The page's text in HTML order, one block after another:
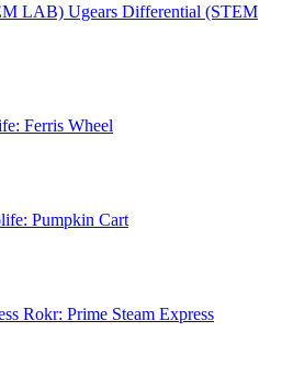
Ugears Differential (STEM
Ferris Wheel
Pumpkin Cart
Rokr: Prime Steam Express